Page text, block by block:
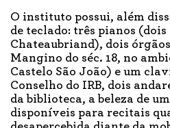
O instituto possui, além
de teclado: três pianos
Chateaubriand), dois
Mangino do séc. 18, no
Castelo São João) e um
Conselho do IRB, dois
da biblioteca, a beleza de
disponíveis para recitais